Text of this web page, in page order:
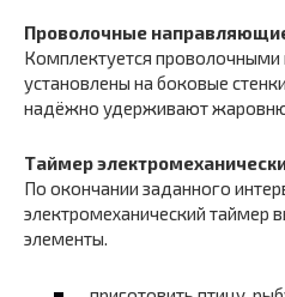
Проволочные
Комплектуется
установлены на боковые
надёжно удерживают
Таймер
По окончании заданного
электромеханический таймер
элементы.